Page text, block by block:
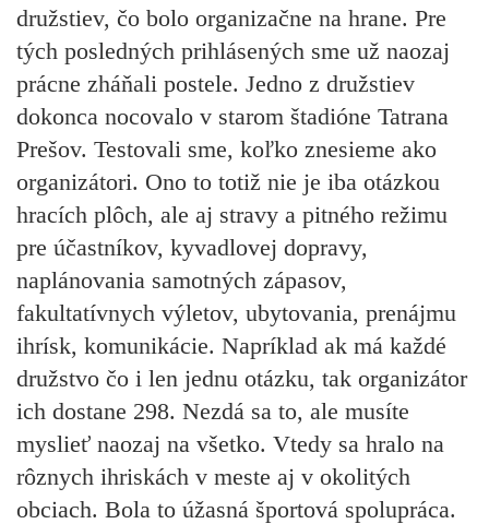
družstiev, čo bolo organizačne na hrane. Pre
tých posledných prihlásených sme už naozaj
prácne zháňali postele. Jedno z družstiev
dokonca nocovalo v starom štadióne Tatrana
Prešov. Testovali sme, koľko znesieme ako
organizátori. Ono to totiž nie je iba otázkou
hracích plôch, ale aj stravy a pitného režimu
pre účastníkov, kyvadlovej dopravy,
naplánovania samotných zápasov,
fakultatívnych výletov, ubytovania, prenájmu
ihrísk, komunikácie. Napríklad ak má každé
družstvo čo i len jednu otázku, tak organizátor
ich dostane 298. Nezdá sa to, ale musíte
myslieť naozaj na všetko. Vtedy sa hralo na
rôznych ihriskách v meste aj v okolitých
obciach. Bola to úžasná športová spolupráca.